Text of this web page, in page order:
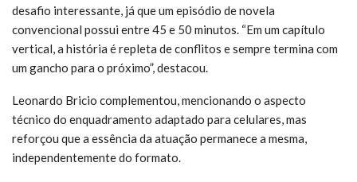
desafio interessante, já que um episódio de novela
convencional possui entre 45 e 50 minutos. “Em um capítulo
vertical, a história é repleta de conflitos e sempre termina com
um gancho para o próximo”, destacou.
Leonardo Bricio complementou, mencionando o aspecto
técnico do enquadramento adaptado para celulares, mas
reforçou que a essência da atuação permanece a mesma,
independentemente do formato.